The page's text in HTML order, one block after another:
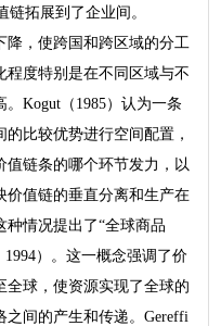
链拓展到了企业间。
降，使跨国和跨区域的分工
程度特别是在不同区域与不
Kogut（1985）认为一条
比较优势进行空间配置，
链条的哪个环节发力，以
价值链的垂直分离和生产在
情况提出了“全球商品
1994）。这一概念强调了价
全球，使资源实现了全球的
间的产生和传递。Gereffi